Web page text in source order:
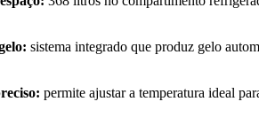
sistema integrado que produz gelo
permite ajustar a temperatura ideal